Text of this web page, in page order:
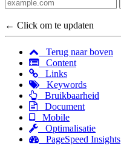
← Click om te updaten
Terug naar boven
Content
Links
Keywords
Bruikbaarheid
Document
Mobile
Optimalisatie
PageSpeed Insights